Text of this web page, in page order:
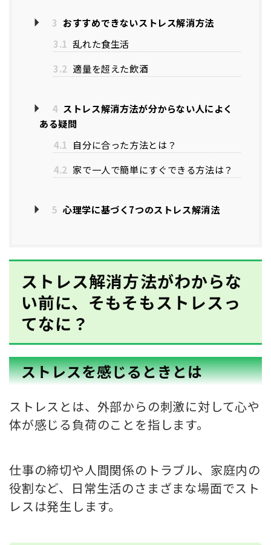
3 おすすめできないストレス解消方法
3.1 乱れた食生活
3.2 適量を超えた飲酒
4 ストレス解消方法が分からない人によく
ある疑問
4.1 自分に合った方法とは？
4.2 家で一人で簡単にすぐできる方法は？
5 心理学に基づく7つのストレス解消法
ストレス解消方法がわからな
い前に、そもそもストレスっ
てなに？
ストレスを感じるときとは
ストレスとは、外部からの刺激に対して心や
体が感じる負荷のことを指します。
仕事の締切や人間関係のトラブル、家庭内の
役割など、日常生活のさまざまな場面でスト
レスは発生します。